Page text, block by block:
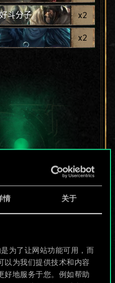
情 关于
为了让网站功能可用，而
以为我们提供技术和内容
好地服务于您。例如帮助
斗分子 x2
x2
享了一套
的不止这